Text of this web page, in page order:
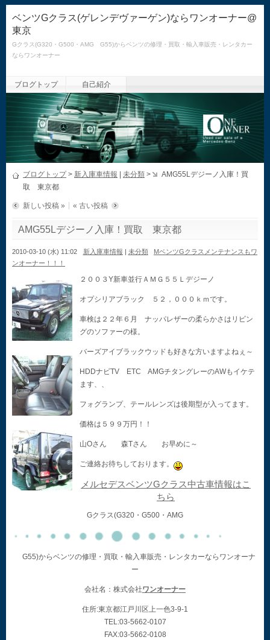
ベンツGクラス(ゲレンデヴァーゲン)ならワンオーナー@
東京
Gクラス(G320・G500・AMG G55)からベンツの修理・買取・輸入車販売・レンタカー
ならワンオーナー
ブログトップ 自己紹介
ブログトップ> 新入庫車情報 未分類 >
AMG55Lデジーノ入庫！買
取 東京都
新しい投稿 » « 古い投稿
AMG55Lデジーノ入庫！買取 東京都
2010-03-10 (水) 11:02 新入庫車情報 | 未分類
MベンツGクラスメンテナンスもワ
ンオーナー！！！
２００３Y新車並行ＡＭＧ５５Ｌデジーノ
オプシリアブラック ５２，０００ｋｍです。
車検は２２年６月 ナッパレザーの柔らかさはリビン
グのソファーの様。
バーズアイブラックウッドも好きな方いますよねぇ～
HDDナビTV ETC AMGチタングレーのAWもイケテ
ます、、
フォグランプ、テールレンズは後期型が入ってます。
価格は５９９万円！！
山Oさん 森Tさん お早めに～
ご連絡お待ちしております。
メルセデスベンツGクラス中古車情報はこ
ちら
Gクラス(G320・G500・AMG
G55)からベンツの修理・買取・輸入車販売・レンタカーならワンオーナ
ー
会社名：株式会社ワンオーナー
住所:東京都江戸川区上一色3-9-1
TEL:03-5662-0107
FAX:03-5662-0108